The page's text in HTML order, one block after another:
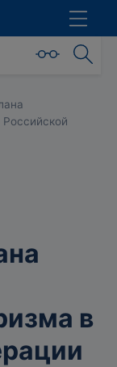
Российской
в